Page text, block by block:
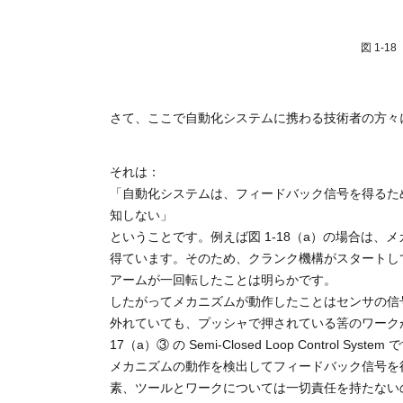
図 1-18
さて、ここで自動化システムに携わる技術者の方
それは：
「自動化システムは、フィードバック信号を得る
知しない」
ということです。例えば図 1-18（a）の場合は、
得ています。そのため、クランク機構がスタート
アームが一回転したことは明らかです。
したがってメカニズムが動作したことはセンサの
外れていても、プッシャで押されている筈のワー
17（a）③ の Semi-Closed Loop Control System
メカニズムの動作を検出してフィードバック信号
素、ツールとワークについては一切責任を持たない